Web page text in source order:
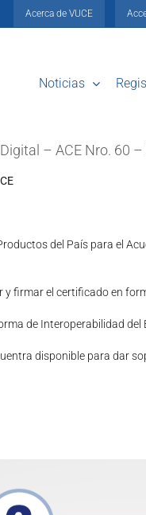
Acerca de VUCE
Noticias
– ACE Nro. 60
del País para el
firmar el certificado en
de Interoperabilidad del
disponible para dar